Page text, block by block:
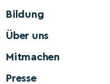
Bildung
Über uns
Mitmachen
Presse